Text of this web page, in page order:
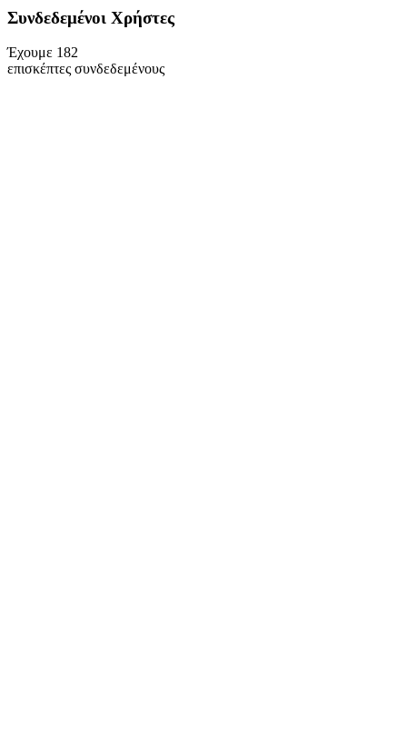
Συνδεδεμένοι Xρήστες
Έχουμε 182
επισκέπτες συνδεδεμένους